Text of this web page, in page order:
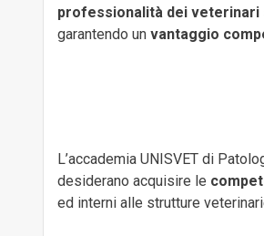
professionalità dei veterinari
garantendo un vantaggio
L’accademia UNISVET di
desiderano acquisire le
ed interni alle strutture